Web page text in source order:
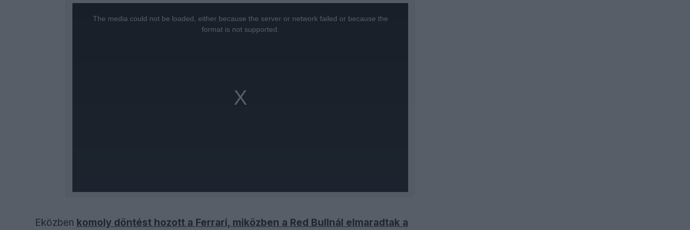
The media could not be loaded, either because the server or network failed or because the
format is not supported.
Eközben komoly döntést hozott a Ferrari, miközben a Red Bullnál elmaradtak a